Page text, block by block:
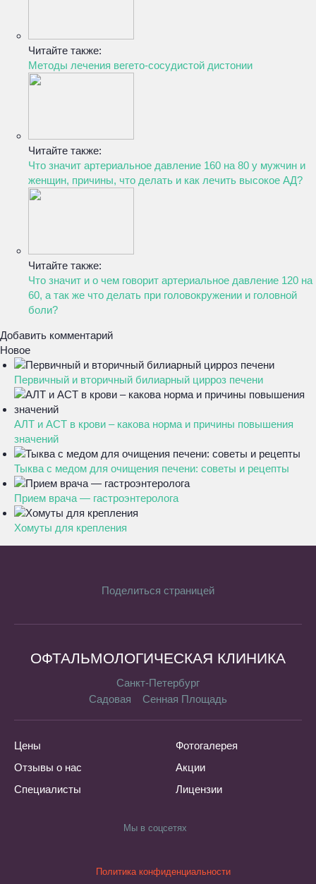
Читайте также:
Методы лечения вегето-сосудистой дистонии
Читайте также:
Что значит артериальное давление 160 на 80 у мужчин и
женщин, причины, что делать и как лечить высокое АД?
Читайте также:
Что значит и о чем говорит артериальное давление 120 на
60, а так же что делать при головокружении и головной
боли?
Добавить комментарий
Новое
Первичный и вторичный билиарный цирроз печени
АЛТ и АСТ в крови – какова норма и причины повышения
значений
Тыква с медом для очищения печени: советы и рецепты
Прием врача — гастроэнтеролога
Хомуты для крепления
Поделиться страницей
ОФТАЛЬМОЛОГИЧЕСКАЯ КЛИНИКА
Санкт-Петербург
Садовая
Сенная Площадь
Цены
Отзывы о нас
Специалисты
Фотогалерея
Акции
Лицензии
Мы в соцсетях
Политика конфиденциальности